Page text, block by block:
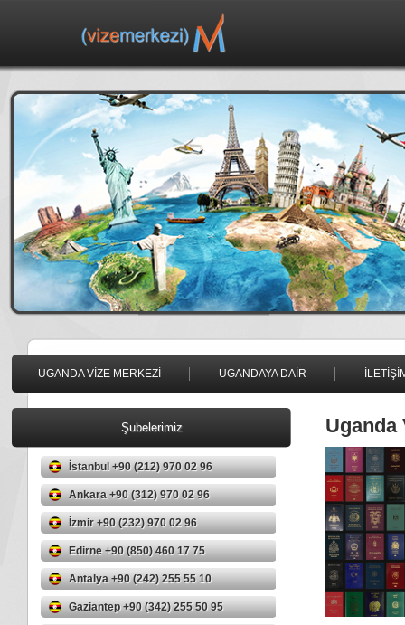
UGANDA VİZE MERKEZİ UGANDAYA DAİR
Şubelerimiz
İstanbul +90 (212) 970 02 96
Ankara +90 (312) 970 02 96
İzmir +90 (232) 970 02 96
Edirne +90 (850) 460 17 75
Antalya +90 (242) 255 55 10
Gaziantep +90 (342) 255 50 95
Uganda